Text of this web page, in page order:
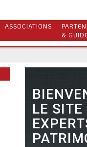
ASSOCIATIONS
&
LE SITE